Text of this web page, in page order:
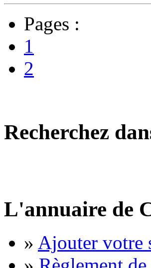
Pages :
1
2
Recherchez
L'annuaire de
» Ajouter votre